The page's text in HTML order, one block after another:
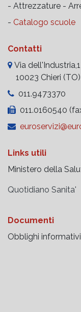
- Attrezzature -
- Catalogo scuole
Contatti
Via dell'Industria,1
10023 Chieri (TO)
011.9473370
011.0160540
Links utili
Ministero della
Quotidiano Sanita'
Documenti
Obblighi